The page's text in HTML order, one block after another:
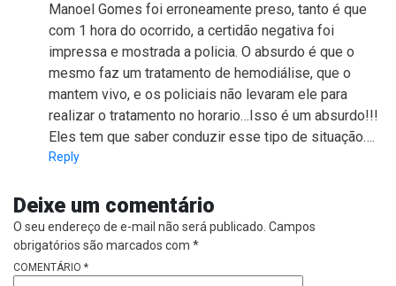
Manoel Gomes foi erroneamente preso, tanto é que
com 1 hora do ocorrido, a certidão negativa foi
impressa e mostrada a policia. O absurdo é que o
mesmo faz um tratamento de hemodiálise, que o
mantem vivo, e os policiais não levaram ele para
realizar o tratamento no horario…Isso é um absurdo!!!
Eles tem que saber conduzir esse tipo de situação….
Reply
Deixe um comentário
O seu endereço de e-mail não será publicado. Campos
obrigatórios são marcados com *
COMENTÁRIO *